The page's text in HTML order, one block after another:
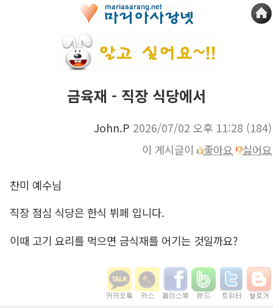
금육재 - 직장 식당에서
John.P 2026/07/02 오후 11:28 (184)
이 게시글이
좋아요 싫어요
찬미 예수님
직장 점심 식당은 한식 뷔페 입니다.
이때 고기 요리를 먹으면 금식재를 어기는 것일까요?